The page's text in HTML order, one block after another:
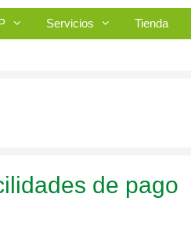
Servicios Tienda
de pago